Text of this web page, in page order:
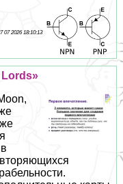
07 2026 18:10:13
Lords»